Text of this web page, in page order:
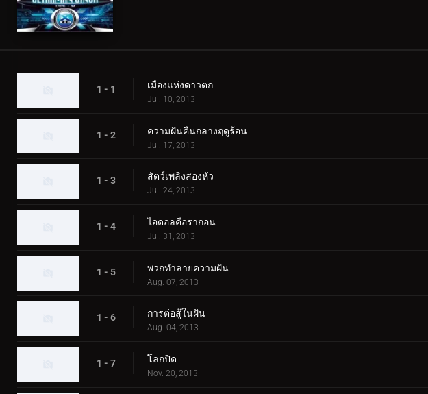
1 - 1 เมืองแห่งดาวตก
Jul. 10, 2013
1 - 2 ความฝันคืนกลางฤดูร้อน
Jul. 17, 2013
1 - 3 สัตว์เพลิงสองหัว
Jul. 24, 2013
1 - 4 ไอดอลคือรากอน
Jul. 31, 2013
1 - 5 พวกทำลายความฝัน
Aug. 07, 2013
1 - 6 การต่อสู้ในฝัน
Aug. 04, 2013
1 - 7 โลกปิด
Nov. 20, 2013